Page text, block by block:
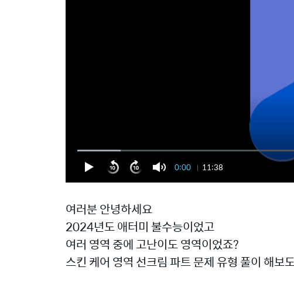
0:00 11:38
여러분 안녕하세요
2024년도 애터미 불수능이었고
여러 영역 중에 고난이도 영역이었죠?
스킨 케어 영역 선크림 파트 문제 유형 풀이 해보